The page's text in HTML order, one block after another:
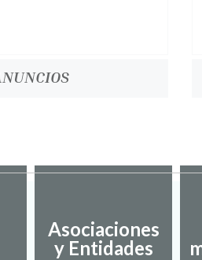
Asociaciones
y Entidades